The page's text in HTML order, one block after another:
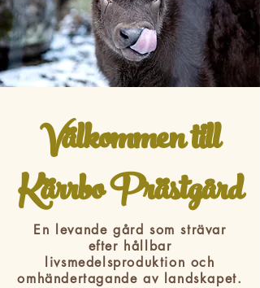
Välkommen till
Kärrbo Prästgård
En levande gård som strävar
efter hållbar
livsmedelsproduktion och
omhändertagande av landskapet.